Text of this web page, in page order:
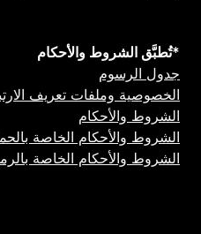
*تُطبَّق الشروط والأحكام
جدول الرسوم
الخصوصية وملفات تعريف
الشروط والأحكام
الشروط والأحكام الخاصة
الشروط والأحكام الخاصة